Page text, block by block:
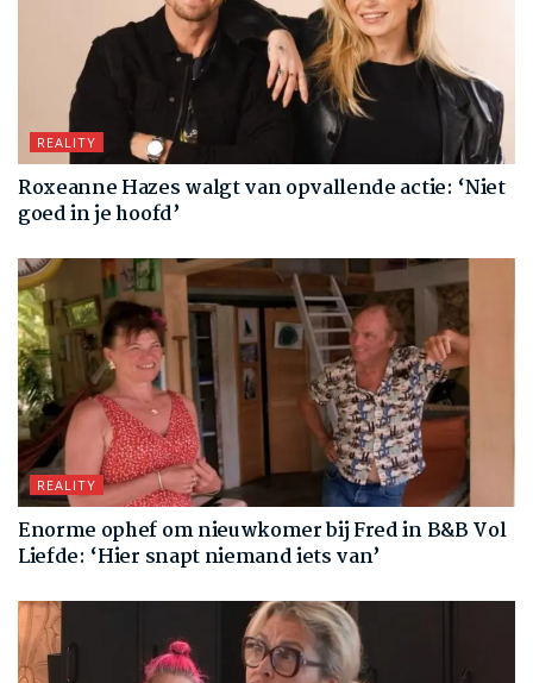
REALITY
Roxeanne Hazes walgt van opvallende actie: ‘Niet
goed in je hoofd’
REALITY
Enorme ophef om nieuwkomer bij Fred in B&B Vol
Liefde: ‘Hier snapt niemand iets van’